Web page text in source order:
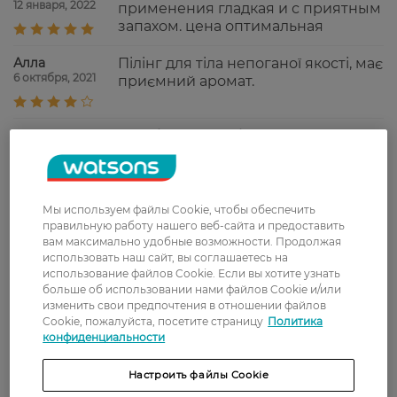
12 января, 2022
применения гладкая и с приятным
запахом. цена оптимальная
Алла
6 октября, 2021
Пілінг для тіла непоганої якості, має
приємний аромат.
шикарный.
Ірина
2 мая, 2021
согласна, это просто приятный гель
для тела. скрабирующие частички
мелкие и их мало. Сухую кожу не
отшелушивает, вросшие волоски
не освобождает, вообще ничего не
делает, кроме небольшого
смягчения кожи как после геля.
Зато запах действительно очень
Оксана
Это скорее гель, чем пилинг.
Мы используем файлы Cookie, чтобы обеспечить
правильную работу нашего веб-сайта и предоставить
вам максимально удобные возможности. Продолжая
использовать наш сайт, вы соглашаетесь на
использование файлов Cookie. Если вы хотите узнать
больше об использовании нами файлов Cookie и/или
изменить свои предпочтения в отношении файлов
Cookie, пожалуйста, посетите страницу Политика
конфиденциальности
Настроить файлы Cookie